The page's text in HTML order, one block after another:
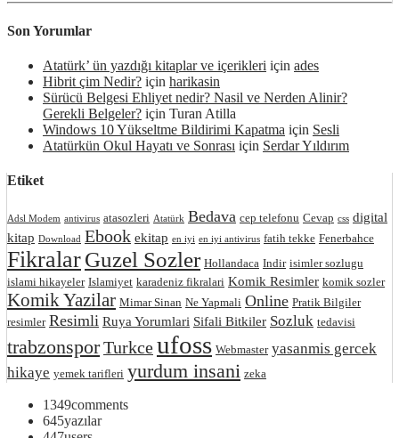
Son Yorumlar
Atatürk’ ün yazdığı kitaplar ve içerikleri için ades
Hibrit çim Nedir? için harikasin
Sürücü Belgesi Ehliyet nedir? Nasil ve Nerden Alinir?
Gerekli Belgeler? için Turan Atilla
Windows 10 Yükseltme Bildirimi Kapatma için Sesli
Atatürkün Okul Hayatı ve Sonrası için Serdar Yıldırım
Etiket
Adsl Modem antivirus atasozleri Atatürk Bedava cep telefonu Cevap css digital
kitap Download Ebook ekitap en iyi en iyi antivirus fatih tekke Fenerbahce
FikralarGuzel Sozler Hollandaca Indir isimler sozlugu
islami hikayeler Islamiyet karadeniz fikralari Komik Resimler komik sozler
Komik Yazilar Mimar Sinan Ne Yapmali Online Pratik Bilgiler
resimler Resimli Ruya Yorumlari Sifali Bitkiler Sozluk tedavisi
trabzonsporTurkceufoss Webmaster yasanmis gercek
hikaye yemek tarifleri yurdum insani zeka
1349comments
645yazılar